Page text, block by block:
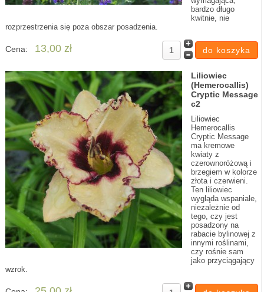
bardzo długo
kwitnie, nie
rozprzestrzenia się poza obszar posadzenia.
Cena: 13,00 zł
Liliowiec
(Hemerocallis)
Cryptic Message
c2
Liliowiec
Hemerocallis
Cryptic Message
ma kremowe
kwiaty z
czerownoróżową i
brzegiem w kolorze
złota i czerwieni.
Ten liliowiec
wygląda wspaniale,
niezależnie od
tego, czy jest
posadzony na
rabacie bylinowej z
innymi roślinami,
czy rośnie sam
jako przyciągający
wzrok.